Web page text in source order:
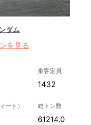
ダム
を見る
乗客定員
1432
ート） 総トン数
61214.0